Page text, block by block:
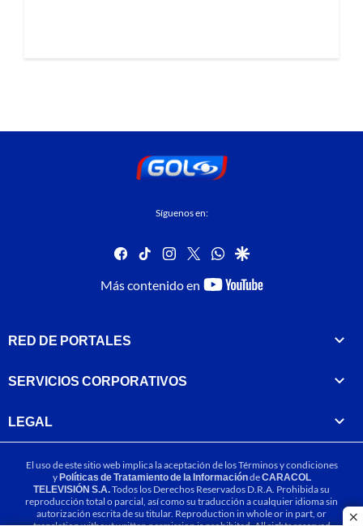
Síguenos en:
facebook
tiktok instagram
twitterwhatsapp
google
Más contenido en
youtube-
RED DE PORTALES
SERVICIOS CORPORATIVOS
LEGAL
El uso de este sitio web implica la aceptación de losTérminos y condiciones
yPolíticas de Tratamiento de la InformacióndeCARACOL
TELEVISIÓN S.A.Todos los Derechos Reservados D.R.A. Prohibida su
reproducción total o parcial, así como su traducción a cualquier idioma sin
autorización escrita de su titular. Reproduction in whole or in part, or